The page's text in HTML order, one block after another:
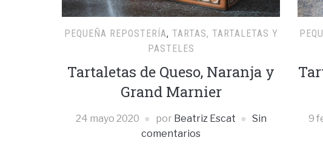
PEQUEÑA REPOSTERÍA, TARTAS, TARTALETAS Y
PASTELES
Tartaletas de Queso, Naranja y
Grand Marnier
24 mayo 2020 por Beatriz Escat
Sin
comentarios
9